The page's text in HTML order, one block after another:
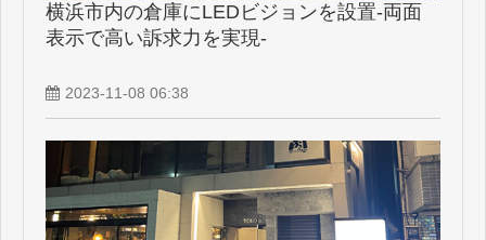
横浜市内の倉庫にLEDビジョンを設置-両面
表示で高い訴求力を実現-
2023-11-08 06:38